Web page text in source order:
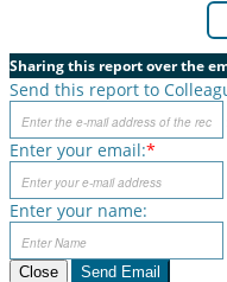
Sharing this report over the
Send this report to
Enter your email:*
Enter your name:
Close Send Email